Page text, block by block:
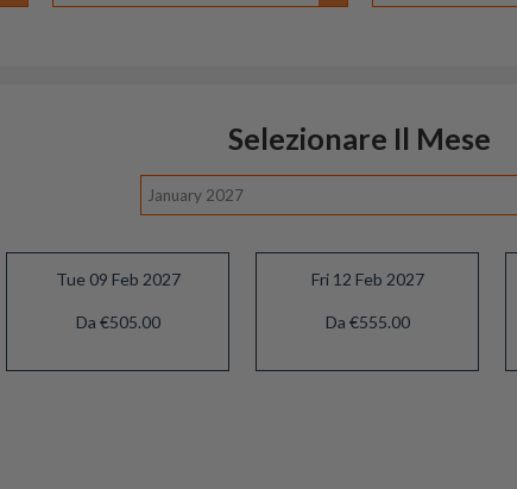
Selezionare Il Mese
January 2027
Tue 09 Feb 2027
Da €505.00
Fri 12 Feb 2027
Da €555.00